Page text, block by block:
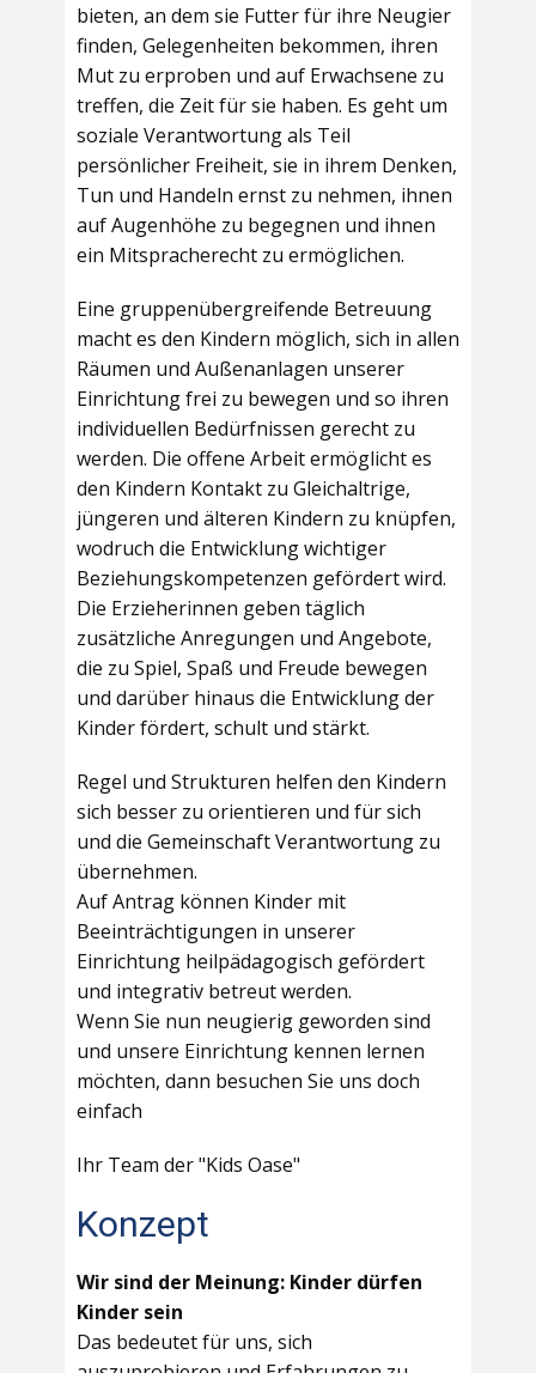
bieten, an dem sie Futter für ihre Neugier
finden, Gelegenheiten bekommen, ihren
Mut zu erproben und auf Erwachsene zu
treffen, die Zeit für sie haben. Es geht um
soziale Verantwortung als Teil
persönlicher Freiheit, sie in ihrem Denken,
Tun und Handeln ernst zu nehmen, ihnen
auf Augenhöhe zu begegnen und ihnen
ein Mitspracherecht zu ermöglichen.
Eine gruppenübergreifende Betreuung
macht es den Kindern möglich, sich in allen
Räumen und Außenanlagen unserer
Einrichtung frei zu bewegen und so ihren
individuellen Bedürfnissen gerecht zu
werden. Die offene Arbeit ermöglicht es
den Kindern Kontakt zu Gleichaltrige,
jüngeren und älteren Kindern zu knüpfen,
wodruch die Entwicklung wichtiger
Beziehungskompetenzen gefördert wird.
Die Erzieherinnen geben täglich
zusätzliche Anregungen und Angebote,
die zu Spiel, Spaß und Freude bewegen
und darüber hinaus die Entwicklung der
Kinder fördert, schult und stärkt.
Regel und Strukturen helfen den Kindern
sich besser zu orientieren und für sich
und die Gemeinschaft Verantwortung zu
übernehmen.
Auf Antrag können Kinder mit
Beeinträchtigungen in unserer
Einrichtung heilpädagogisch gefördert
und integrativ betreut werden.
Wenn Sie nun neugierig geworden sind
und unsere Einrichtung kennen lernen
möchten, dann besuchen Sie uns doch
einfach
Ihr Team der "Kids Oase"
Konzept
Wir sind der Meinung: Kinder dürfen
Kinder sein
Das bedeutet für uns, sich